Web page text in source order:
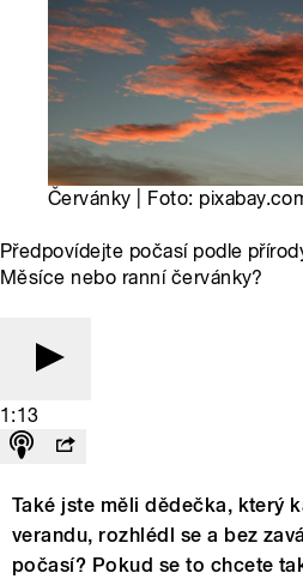
Červánky | Foto:
Předpovídejte počasí podle
Měsíce nebo ranní červánky?
1:13
Také jste měli dědečka, který
verandu, rozhlédl se a bez
počasí? Pokud se to chcete